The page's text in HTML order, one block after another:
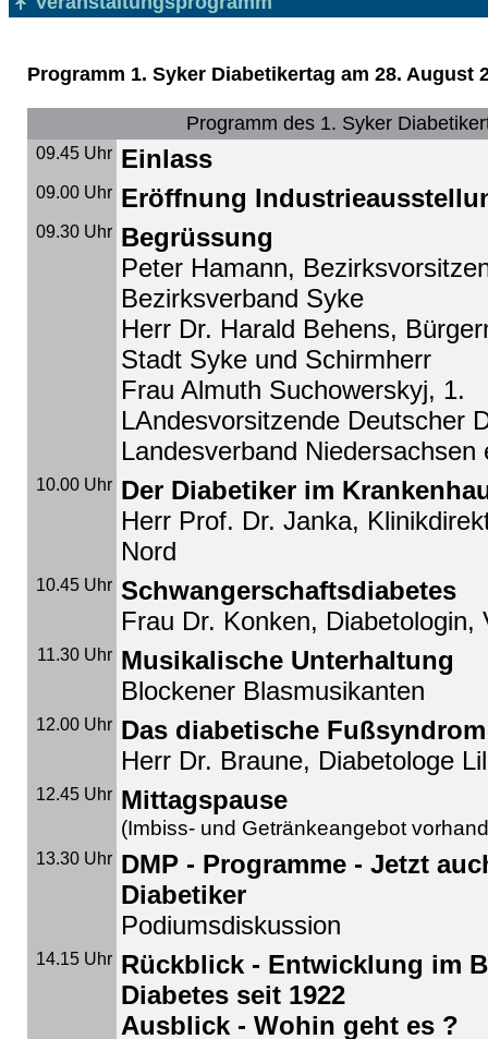
Programm 1. Syker Diabetikertag am 28. August
Programm des 1. Syker
09.45 Uhr Einlass
09.00 Uhr Eröffnung
09.30 Uhr Begrüssung
Peter Hamann,
Bezirksverband Syke
Herr Dr. Harald Behens,
Stadt Syke und Schirmherr
Frau Almuth Suchowerskyj, 1.
LAndesvorsitzende Deutscher
Landesverband Niedersachsen
10.00 Uhr Der Diabetiker im
Herr Prof. Dr. Janka,
Nord
10.45 Uhr Schwangerschaftsdiabetes
Frau Dr. Konken, Diabetologin,
11.30 Uhr Musikalische Unterhaltung
Blockener Blasmusikanten
12.00 Uhr Das diabetische Fußsyndrom
Herr Dr. Braune, Diabetologe
12.45 Uhr Mittagspause
(Imbiss- und Getränkeangebot
13.30 Uhr DMP - Programme - Jetzt
Diabetiker
Podiumsdiskussion
14.15 Uhr Rückblick - Entwicklung im
Diabetes seit 1922
Ausblick - Wohin geht es ?